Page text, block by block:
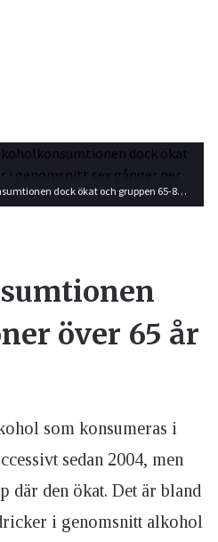
Hos äldre personer har alkoholkonsumtionen dock ökat och gruppen 65-85 år dricker i genomsnitt sex gånger per månad. Foto: Shutterstock
över 65 år
som konsumeras i
sedan 2004, men
där den ökat. Det är bland
i genomsnitt alkohol